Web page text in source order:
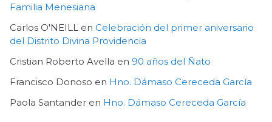
Familia Menesiana
Carlos O'NEILL en Celebración del primer aniversario
del Distrito Divina Providencia
Cristian Roberto Avella en 90 años del Ñato
Francisco Donoso en Hno. Dámaso Cereceda García
Paola Santander en Hno. Dámaso Cereceda García